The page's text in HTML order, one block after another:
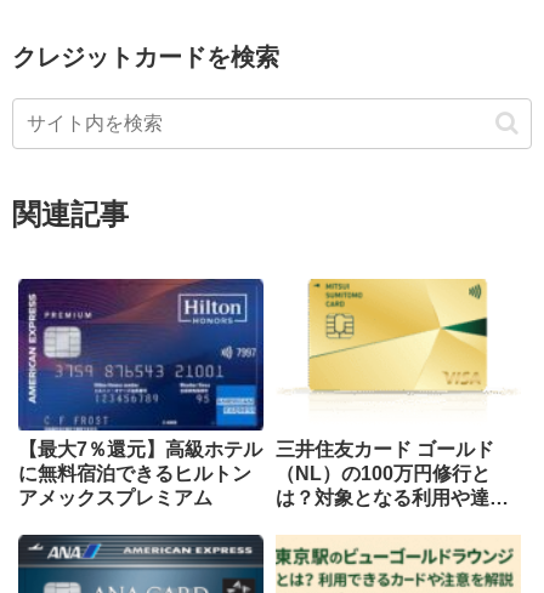
クレジットカードを検索
関連記事
【最大7％還元】高級ホテル
に無料宿泊できるヒルトン
アメックスプレミアム
三井住友カード ゴールド
（NL）の100万円修行と
は？対象となる利用や達成